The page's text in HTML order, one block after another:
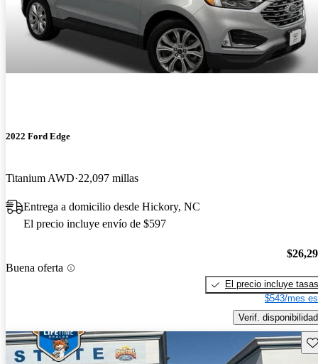
2022 Ford Edge
Titanium AWD 22,097 millas
Entrega a domicilio desde Hickory, NC
El precio incluye envío de $597
Buena oferta
El precio incluye tasas
$543/mes
Verif. disponibilidad